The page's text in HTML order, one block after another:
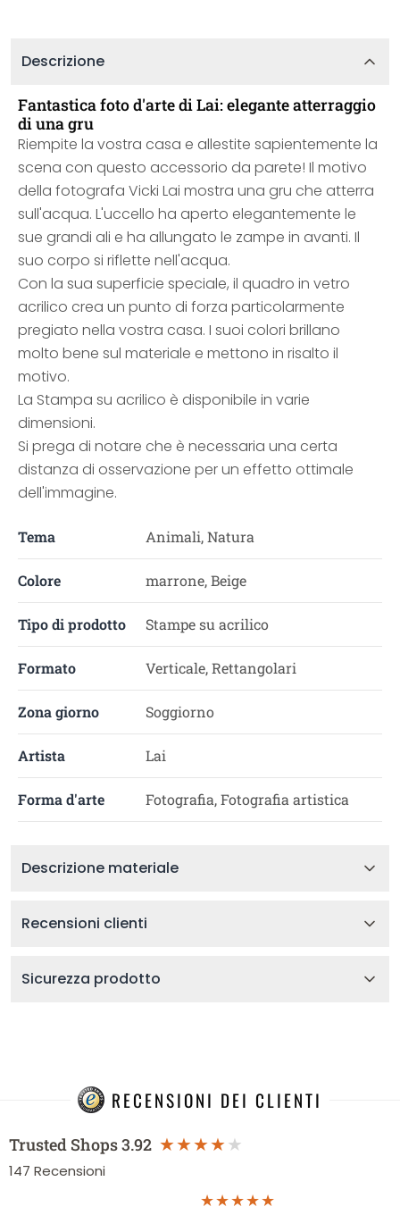
Descrizione
Fantastica foto d'arte di Lai: elegante atterraggio
di una gru
Riempite la vostra casa e allestite sapientemente la
scena con questo accessorio da parete! Il motivo
della fotografa Vicki Lai mostra una gru che atterra
sull'acqua. L'uccello ha aperto elegantemente le
sue grandi ali e ha allungato le zampe in avanti. Il
suo corpo si riflette nell'acqua.
Con la sua superficie speciale, il quadro in vetro
acrilico crea un punto di forza particolarmente
pregiato nella vostra casa. I suoi colori brillano
molto bene sul materiale e mettono in risalto il
motivo.
La Stampa su acrilico è disponibile in varie
dimensioni.
Si prega di notare che è necessaria una certa
distanza di osservazione per un effetto ottimale
dell'immagine.
Tema Animali, Natura
Colore marrone, Beige
Tipo di prodotto Stampe su acrilico
Formato Verticale, Rettangolari
Zona giorno Soggiorno
Artista Lai
Forma d'arte Fotografia, Fotografia artistica
Descrizione materiale
Recensioni clienti
Sicurezza prodotto
RECENSIONI DEI CLIENTI
Trusted Shops3.92
147 Recensioni